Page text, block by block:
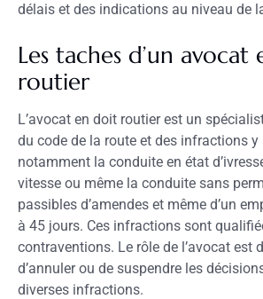
délais et des indications au niveau de
Les taches d’un
routier
L’avocat en doit routier est un
du code de la route et des infractions y
notamment la conduite en état
vitesse ou même la conduite sans
passibles d’amendes et même d’un
à 45 jours. Ces infractions sont
contraventions. Le rôle de l’avocat est
d’annuler ou de suspendre les
diverses infractions.